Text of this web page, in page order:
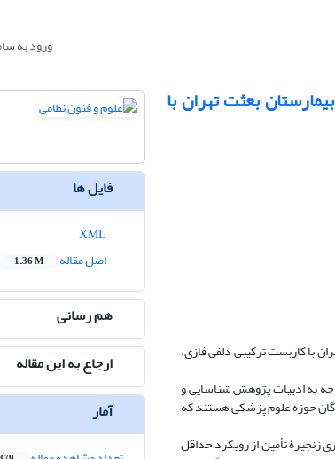
ورود به
بعثت تهران با
با کاربست ترکیبی دلفی فازی،
به ادبیات پژوهش شناسایی و
حوزه علوم پزشکی هستند که
تأمین از رویکرد حداقل
فایل ها
اصل مقاله
1.36 M
هم رسانی
ارجاع به این مقاله
آمار